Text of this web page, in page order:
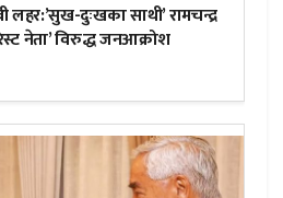
लहर:’सुख-दुःखका साथी’ रामचन्द्र
नेता’ विरुद्ध जनआक्रोश